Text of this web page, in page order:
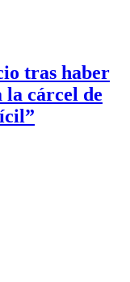
tras haber
la cárcel de